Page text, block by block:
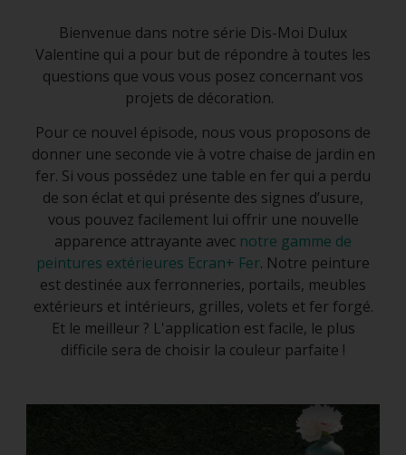
Bienvenue dans notre série Dis-Moi Dulux
Valentine qui a pour but de répondre à toutes les
questions que vous vous posez concernant vos
projets de décoration.
Pour ce nouvel épisode, nous vous proposons de
donner une seconde vie à votre chaise de jardin en
fer. Si vous possédez une table en fer qui a perdu
de son éclat et qui présente des signes d’usure,
vous pouvez facilement lui offrir une nouvelle
apparence attrayante avec notre gamme de
peintures extérieures Ecran+ Fer. Notre peinture
est destinée aux ferronneries, portails, meubles
extérieurs et intérieurs, grilles, volets et fer forgé.
Et le meilleur ? L'application est facile, le plus
difficile sera de choisir la couleur parfaite !